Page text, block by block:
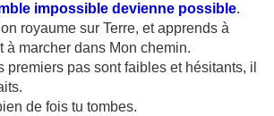
impossible devienne possible.
royaume sur Terre, et apprends à
à marcher dans Mon chemin.
premiers pas sont faibles et hésitants, il
de fois tu tombes.